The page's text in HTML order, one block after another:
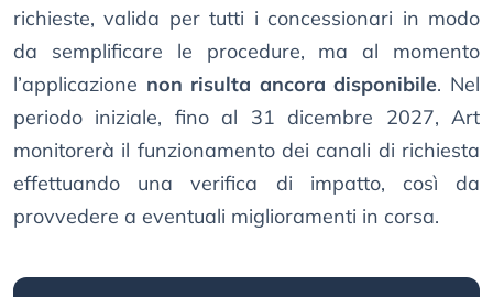
richieste, valida per tutti i concessionari in modo
da semplificare le procedure, ma al momento
l’applicazione non risulta ancora disponibile. Nel
periodo iniziale, fino al 31 dicembre 2027, Art
monitorerà il funzionamento dei canali di richiesta
effettuando una verifica di impatto, così da
provvedere a eventuali miglioramenti in corsa.